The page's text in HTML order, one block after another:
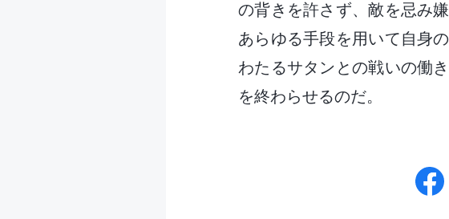
の背きを許さず、敵を忌み
あらゆる手段を用いて自身
わたるサタンとの戦いの働
を終わらせるのだ。